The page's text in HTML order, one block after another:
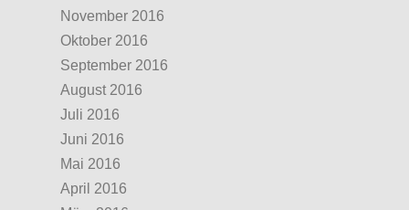
November 2016
Oktober 2016
September 2016
August 2016
Juli 2016
Juni 2016
Mai 2016
April 2016